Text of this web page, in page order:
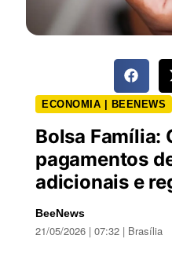
ECONOMIA | BEENEWS
Bolsa Família:
pagamentos
adicionais e
BeeNews
21/05/2026 | 07:32 | Brasília